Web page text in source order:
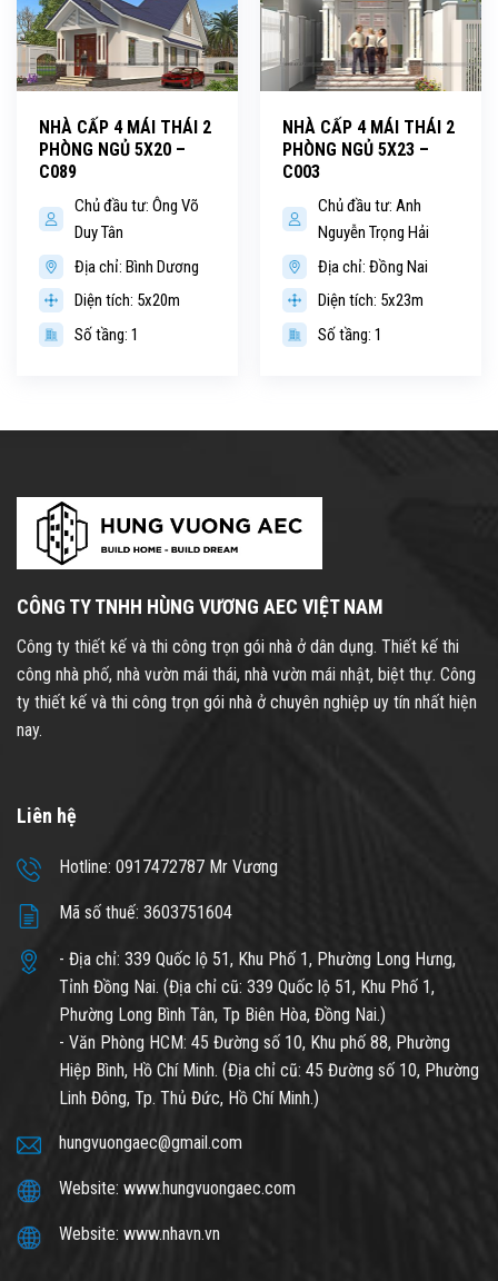
NHÀ CẤP 4 MÁI THÁI 2
PHÒNG NGỦ 5X20 –
C089
Chủ đầu tư: Ông Võ
Duy Tân
Địa chỉ: Bình Dương
Diện tích: 5x20m
Số tầng: 1
NHÀ CẤP 4 MÁI THÁI 2
PHÒNG NGỦ 5X23 –
C003
Chủ đầu tư: Anh
Nguyễn Trọng Hải
Địa chỉ: Đồng Nai
Diện tích: 5x23m
Số tầng: 1
CÔNG TY TNHH HÙNG VƯƠNG AEC VIỆT NAM
Công ty thiết kế và thi công trọn gói nhà ở dân dụng. Thiết kế thi
công nhà phố, nhà vườn mái thái, nhà vườn mái nhật, biệt thự. Công
ty thiết kế và thi công trọn gói nhà ở chuyên nghiệp uy tín nhất hiện
nay.
Liên hệ
Hotline: 0917472787 Mr Vương
Mã số thuế: 3603751604
- Địa chỉ: 339 Quốc lộ 51, Khu Phố 1, Phường Long Hưng,
Tỉnh Đồng Nai. (Địa chỉ cũ: 339 Quốc lộ 51, Khu Phố 1,
Phường Long Bình Tân, Tp Biên Hòa, Đồng Nai.)
- Văn Phòng HCM: 45 Đường số 10, Khu phố 88, Phường
Hiệp Bình, Hồ Chí Minh. (Địa chỉ cũ: 45 Đường số 10, Phường
Linh Đông, Tp. Thủ Đức, Hồ Chí Minh.)
hungvuongaec@gmail.com
Website: www.hungvuongaec.com
Website: www.nhavn.vn